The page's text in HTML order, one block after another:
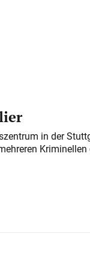
in der
Kriminellen